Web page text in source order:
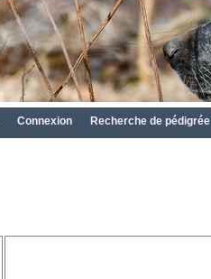
Connexion Recherche de pédigrée